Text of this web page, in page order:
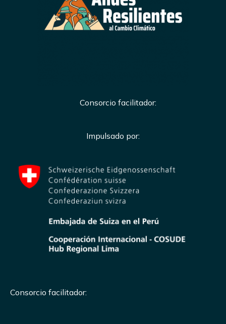
Consorcio facilitador:
Impulsado por:
Consorcio facilitador: